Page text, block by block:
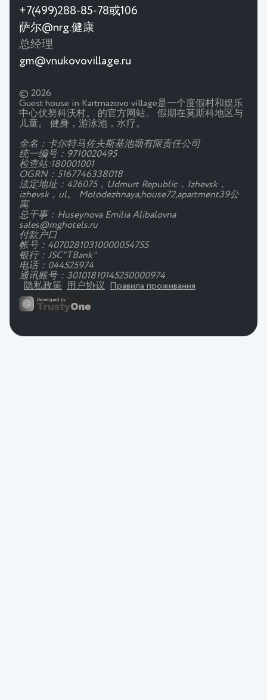
+7(499)288-85-78或106
萨尔@nrg.健康
总经理
gm@vnukovovillage.ru
© 2026
Guest house in Kartmazovo village是一个度假村和娱乐
中心伏努科沃村。 的官方网站。 假期在莫斯科地区与
儿童。 健身，游泳池，水疗。
全名：卡尔特马佐夫斯基池塘有限责任公司
统一编号：9710020495
检查站:180001001
OGRN：5167746338018
法定地址：426075，Udmurt Republic，Izhevsk，
izhevsk，ul。 Molodezhnaya,house72,apartment39公
寓
总干事：Huseynova Emilia Alibalovna
sales@mghotels.ru
付款户口
帐号：40702810310000054755
银行：JSC"TBank"
电话：044525974
通讯账号：30101810145250000974
隐私政策
用户协议 Правила проживания